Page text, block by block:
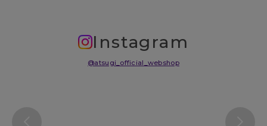
Instagram
@atsugi_official_webshop